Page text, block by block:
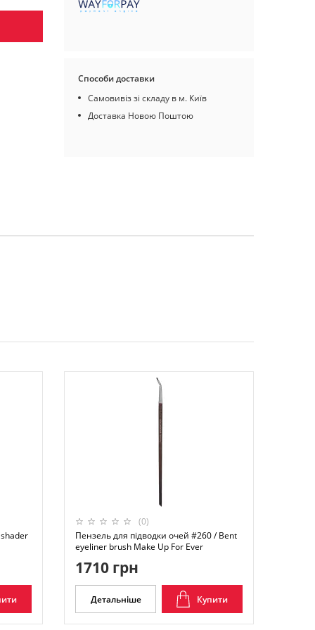
Способи доставки
Самовивіз зі складу в м. Київ
Доставка Новою Поштою
(0)
Пензель для підводки очей #260 / Bent
eyeliner brush Make Up For Ever
1710 грн
Детальніше Купити